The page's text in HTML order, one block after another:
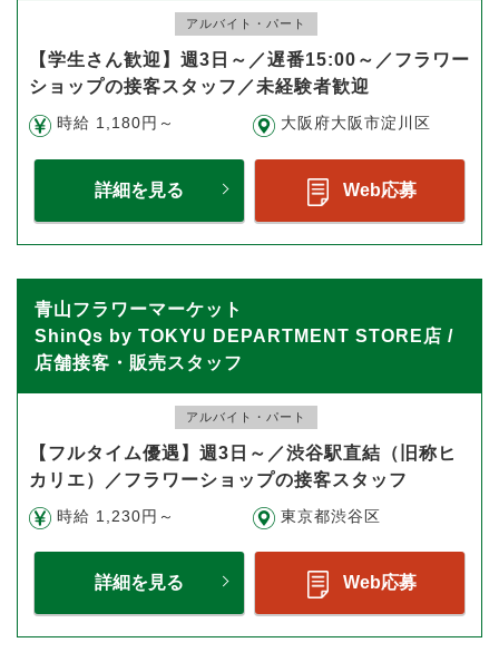
アルバイト・パート
【学生さん歓迎】週3日～／遅番15:00～／フラワー
ショップの接客スタッフ／未経験者歓迎
時給 1,180円～ 大阪府大阪市淀川区
詳細を見る Web応募
青山フラワーマーケット
ShinQs by TOKYU DEPARTMENT STORE店 /
店舗接客・販売スタッフ
アルバイト・パート
【フルタイム優遇】週3日～／渋谷駅直結（旧称ヒ
カリエ）／フラワーショップの接客スタッフ
時給 1,230円～ 東京都渋谷区
詳細を見る Web応募